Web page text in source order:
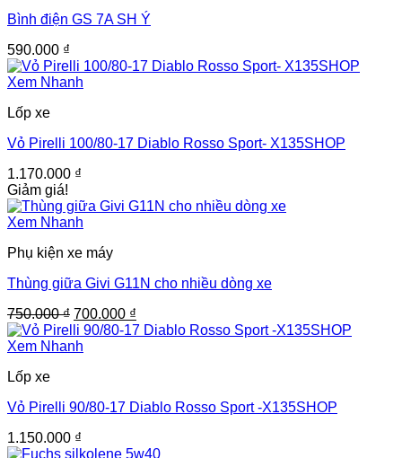
Bình điện GS 7A SH Ý
590.000 ₫
Xem Nhanh
Lốp xe
Vỏ Pirelli 100/80-17 Diablo Rosso Sport- X135SHOP
1.170.000 ₫
Giảm giá!
Xem Nhanh
Phụ kiện xe máy
Thùng giữa Givi G11N cho nhiều dòng xe
750.000₫ Giá
gốc
là:
700.000 ₫
hiện
Xem Nhanh
Lốp xe
Vỏ Pirelli 90/80-17 Diablo Rosso Sport -X135SHOP
1.150.000 ₫